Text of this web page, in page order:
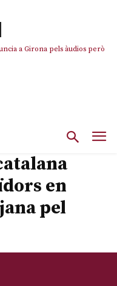
a Girona pels àudios però
en
pel